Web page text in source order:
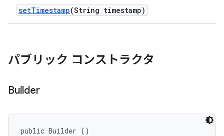
setTimestamp(String timestamp)
パブリック コンストラクタ
Builder
public Builder ()